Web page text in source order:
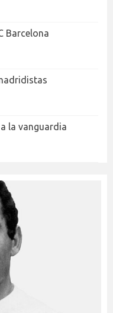
Barcelona
la vanguardia